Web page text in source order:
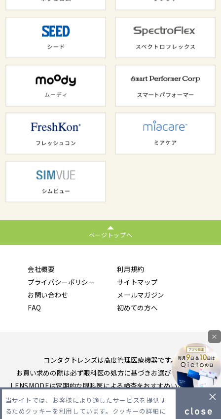
ページトップへ
会社概要
利用規約
プライバシーポリシー
サイトマップ
お問い合わせ
メールマガジン
FAQ
初めての方へ
コンタクトレンズは高度管理医療機器です。
お買い求めの際は必ず眼科医の処方に基づきお選びください。
LENSMODEは定期的な眼科医による検査をおすすめいたします。
Copyright 2026 LENSMODE PTE,LTD. All Rights Reserved.
当サイトでは、お客様により適したサービスを提供す
るためクッキーを利用しています。クッキーの詳細に
×